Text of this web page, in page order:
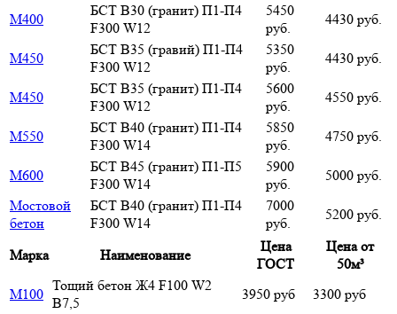
М400
БСТ В30 (гранит) П1-П4
F300 W12
5450
руб.
4430 руб.
М450
БСТ В35 (гравий) П1-П4
F300 W12
5350
руб.
4430 руб.
М450
БСТ В35 (гранит) П1-П4
F300 W12
5600
руб.
4550 руб.
М550
БСТ В40 (гранит) П1-П4
F300 W14
5850
руб.
4750 руб.
М600
БСТ В45 (гранит) П1-П5
F300 W14
5900
руб.
5000 руб.
Мостовой
бетон
БСТ В40 (гранит) П1-П4
F300 W14
7000
руб.
5200 руб.
Марка Наименование
Цена
ГОСТ
Цена от
50м³
М100
Тощий бетон Ж4 F100 W2
В7,5
3950 руб 3300 руб